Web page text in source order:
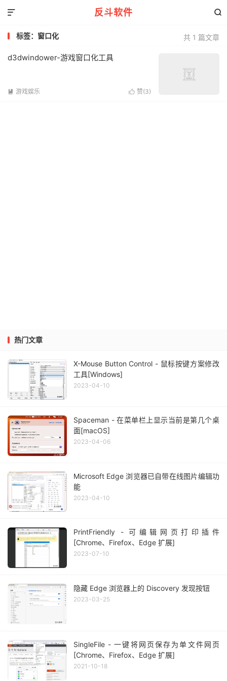
反斗软件 

共 1 篇文章
标签：窗口化
d3dwindower-游戏窗口化工具
 赞(3)
 游戏娱乐
热门文章
X-Mouse Button Control - 鼠标按键方案修改
工具[Windows]
2023-04-10
Spaceman - 在菜单栏上显示当前是第几个桌
面[macOS]
2023-04-06
Microsoft Edge 浏览器已自带在线图片编辑功
能
2023-04-10
PrintFriendly - 可编辑网页打印插件
[Chrome、Firefox、Edge 扩展]
2023-07-10
隐藏 Edge 浏览器上的 Discovery 发现按钮
2023-03-25
SingleFile - 一键将网页保存为单文件网页
[Chrome、Firefox、Edge 扩展]
2021-10-18